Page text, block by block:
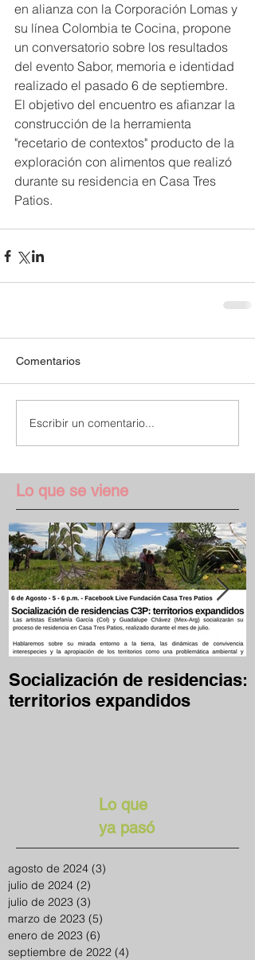
en alianza con la Corporación Lomas y
su línea Colombia te Cocina, propone
un conversatorio sobre los resultados
del evento Sabor, memoria e identidad
realizado el pasado 6 de septiembre.
El objetivo del encuentro es afianzar la
construcción de la herramienta
"recetario de contextos" producto de la
exploración con alimentos que realizó
durante su residencia en Casa Tres
Patios.
Comentarios
Escribir un comentario...
Lo que se viene
Socialización de residencias:
territorios expandidos
Lo que
ya pasó
agosto de 2024 (3)
julio de 2024 (2)
julio de 2023 (3)
marzo de 2023 (5)
enero de 2023 (6)
septiembre de 2022 (4)